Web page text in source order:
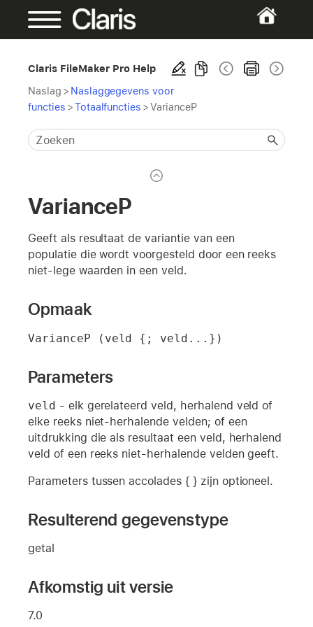
Claris FileMaker Pro Help
Naslag > Naslaggegevens voor
functies >Totaalfuncties >VarianceP
VarianceP
Geeft als resultaat de variantie van een
populatie die wordt voorgesteld door een reeks
niet-lege waarden in een veld.
Opmaak
VarianceP (veld {; veld...})
Parameters
veld - elk gerelateerd veld, herhalend veld of
elke reeks niet-herhalende velden; of een
uitdrukking die als resultaat een veld, herhalend
veld of een reeks niet-herhalende velden geeft.
Parameters tussen accolades { } zijn optioneel.
Resulterend gegevenstype
getal
Afkomstig uit versie
7.0